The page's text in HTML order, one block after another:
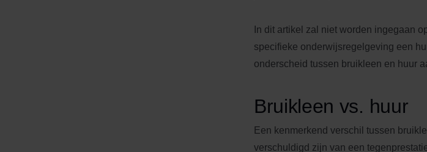
In dit artikel zal niet worden ingegaan
specifieke onderwijsregelgeving een
onderscheid tussen bruikleen en huur
Bruikleen vs. huur
Een kenmerkend verschil tussen
verschuldigd zijn van een